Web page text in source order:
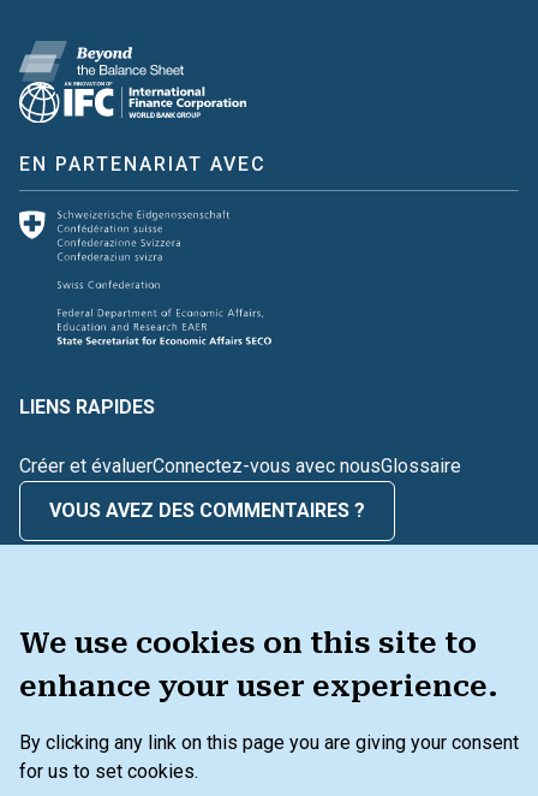
We use cookies on this site to
enhance your user experience.
By clicking any link on this page you are giving your consent
for us to set cookies.
EN PARTENARIAT AVEC
LIENS RAPIDES
Créer et évaluerConnectez-vous avec nousGlossaire
VOUS AVEZ DES COMMENTAIRES ?
Menu secondaire du pied de page
Politique de confidentialité